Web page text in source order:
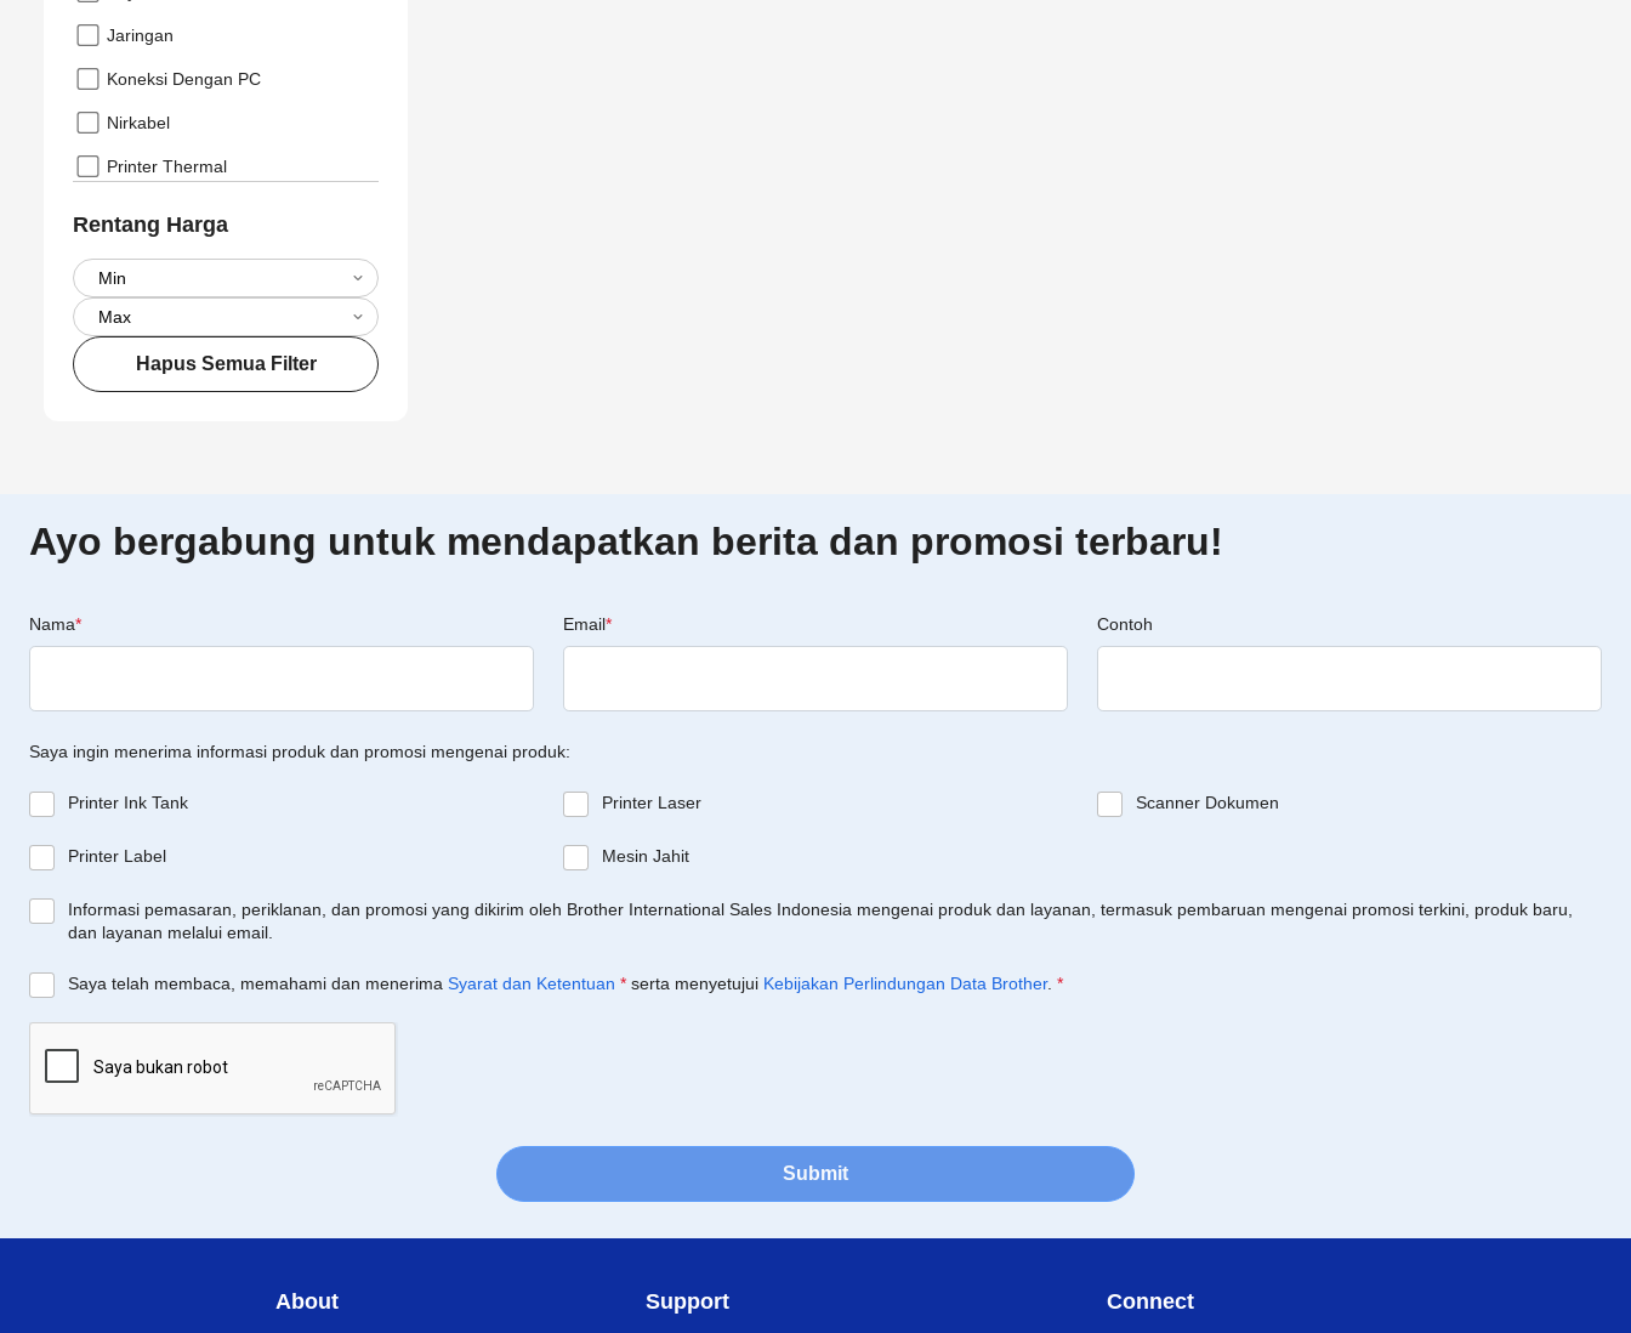
Jaringan
Koneksi Dengan PC
Nirkabel
Printer Thermal
Rentang Harga
Hapus Semua Filter
Ayo bergabung untuk mendapatkan berita dan promosi terbaru!
Nama* Email* Contoh
Saya ingin menerima informasi produk dan promosi mengenai produk:
Printer Ink Tank Printer Laser Scanner Dokumen
Printer Label Mesin Jahit
Informasi pemasaran, periklanan, dan promosi yang dikirim oleh Brother International Sales Indonesia mengenai produk dan layanan, termasuk pembaruan mengenai promosi terkini, produk baru,
dan layanan melalui email.
Saya telah membaca, memahami dan menerima Syarat dan Ketentuan * serta menyetujui Kebijakan Perlindungan Data Brother. *
Submit
About Support Connect